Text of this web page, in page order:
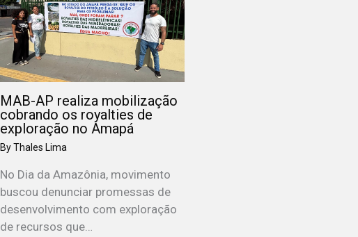
MAB-AP realiza mobilização
cobrando os royalties de
exploração no Amapá
ByThales Lima
No Dia da Amazônia, movimento
buscou denunciar promessas de
desenvolvimento com exploração
de recursos que…